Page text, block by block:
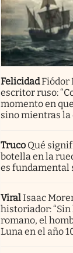
FelicidadFiódor
escritor ruso:
momento en
sino mientras la
Truco Qué
botella en la
es fundamental
ViralIsaac
historiador:
romano, el
Luna en el año